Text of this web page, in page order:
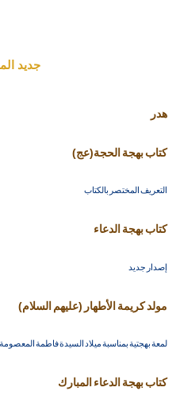
جديد
هدر
كتاب بهجة الحجة(عج)
التعريف المختصر بالكتاب
كتاب بهجة الدعاء
إصدار جديد
مولد كريمة الأطهار (عليهم السلام)
لمعة بهجتية بمناسبة ميلاد السيدة فاطمة المعصومة
كتاب بهجة الدعاء المبارك